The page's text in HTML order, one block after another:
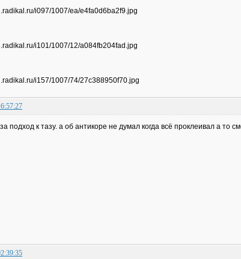
подход к тазу. а об антикоре не думал когда всё проклеивал а то